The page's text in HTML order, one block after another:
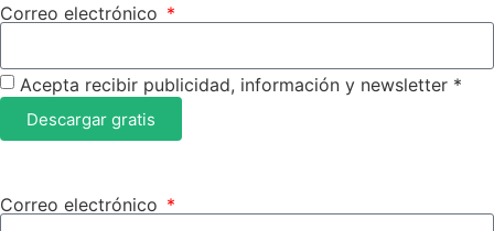
Correo electrónico
Acepta recibir publicidad, información y newsletter *
Descargar gratis
Correo electrónico